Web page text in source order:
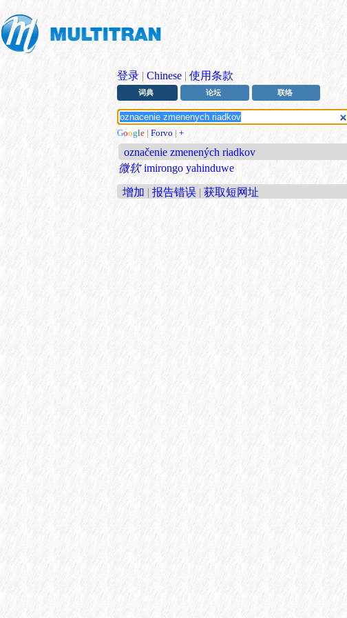
登录 | Chinese | 使用条款
词典 论坛 联络
Google | Forvo | +
označenie zmenených riadkov
微软 imirongo yahinduwe
增加 | 报告错误 | 获取短网址